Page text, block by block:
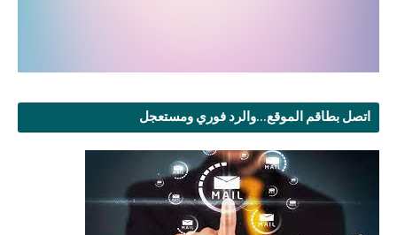
اتصل بطاقم الموقع...والرد فوري ومستعجل